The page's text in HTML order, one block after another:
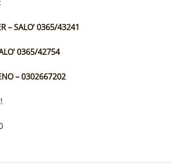
– SALO’ 0365/43241
0365/42754
– 0302667202